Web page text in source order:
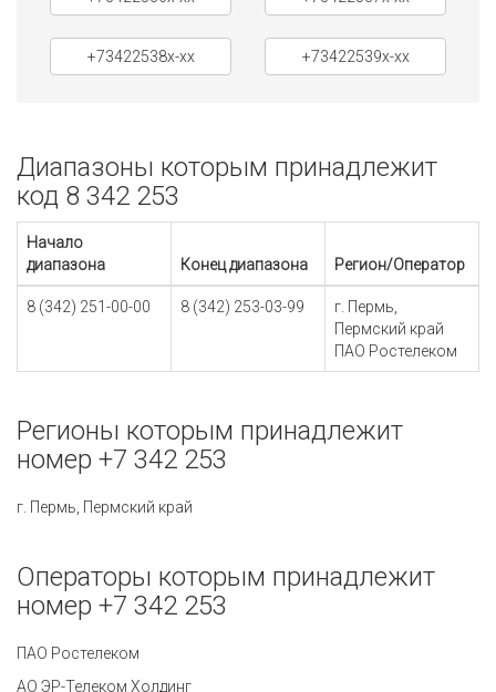
+73422538x-xx +73422539x-xx
Диапазоны которым принадлежит
код 8 342 253
Начало
диапазона
Конец диапазона Регион/Оператор
8 (342) 251-00-00 8 (342) 253-03-99
г. Пермь,
Пермский край
ПАО Ростелеком
Регионы которым принадлежит
номер +7 342 253
г. Пермь, Пермский край
Операторы которым принадлежит
номер +7 342 253
ПАО Ростелеком
АО ЭР-Телеком Холдинг